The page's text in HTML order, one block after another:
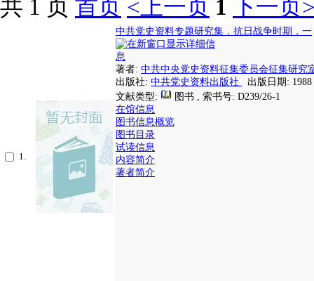
共 1 页 首页 <上一页 1 下一页
1.
中共党史资料专题研究集．抗日战争时期．一
著者: 中共中央党史资料征集委员会征集研究
出版社: 中共党史资料出版社
出版日期: 1988
文献类型:
图书 , 索书号: D239/26-1
在馆信息
图书信息概览
图书目录
试读信息
内容简介
著者简介